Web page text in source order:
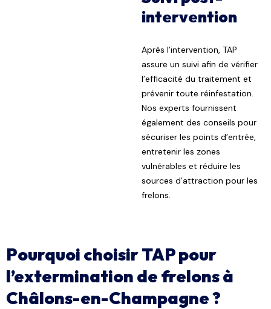
intervention
Après l’intervention, TAP
assure un suivi afin de vérifier
l’efficacité du traitement et
prévenir toute réinfestation.
Nos experts fournissent
également des conseils pour
sécuriser les points d’entrée,
entretenir les zones
vulnérables et réduire les
sources d’attraction pour les
frelons.
Pourquoi choisir TAP pour
l’extermination de frelons à
Châlons-en-Champagne ?